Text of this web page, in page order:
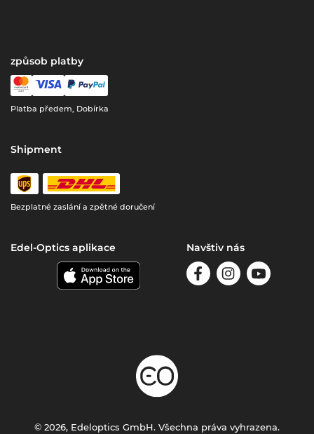
způsob platby
Platba předem, Dobírka
Shipment
Bezplatné zaslání a zpětné doručení
Edel-Optics aplikace Navštiv nás
© 2026, Edeloptics GmbH. Všechna práva vyhrazena.